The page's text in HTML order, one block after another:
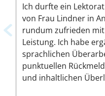
Ich durfte ein
von Frau Lindner in
rundum zufrieden
Leistung. Ich habe
sprachlichen
punktuellen
und inhaltlichen